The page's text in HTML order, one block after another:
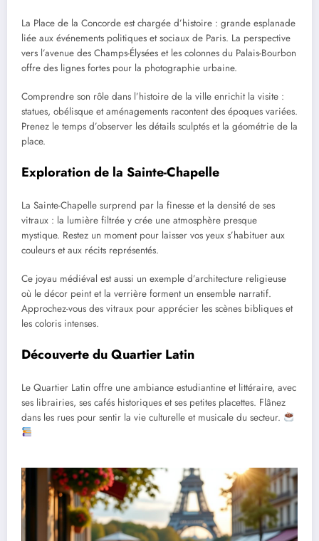
La Place de la Concorde est chargée d’histoire : grande esplanade
liée aux événements politiques et sociaux de Paris. La perspective
vers l’avenue des Champs-Élysées et les colonnes du Palais-Bourbon
offre des lignes fortes pour la photographie urbaine.
Comprendre son rôle dans l’histoire de la ville enrichit la visite :
statues, obélisque et aménagements racontent des époques variées.
Prenez le temps d’observer les détails sculptés et la géométrie de la
place.
Exploration de la Sainte-Chapelle
La Sainte-Chapelle surprend par la finesse et la densité de ses
vitraux : la lumière filtrée y crée une atmosphère presque
mystique. Restez un moment pour laisser vos yeux s’habituer aux
couleurs et aux récits représentés.
Ce joyau médiéval est aussi un exemple d’architecture religieuse
où le décor peint et la verrière forment un ensemble narratif.
Approchez-vous des vitraux pour apprécier les scènes bibliques et
les coloris intenses.
Découverte du Quartier Latin
Le Quartier Latin offre une ambiance estudiantine et littéraire, avec
ses librairies, ses cafés historiques et ses petites placettes. Flânez
dans les rues pour sentir la vie culturelle et musicale du secteur.